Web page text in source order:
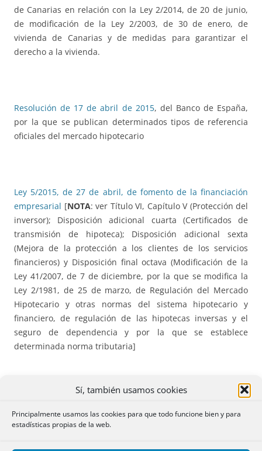
Sí, también usamos cookies
Principalmente usamos las cookies para que todo funcione bien y para
estadísticas propias de la web.
de Canarias en relación con la Ley 2/2014, de 20 de junio,
de modificación de la Ley 2/2003, de 30 de enero, de
vivienda de Canarias y de medidas para garantizar el
derecho a la vivienda.
Resolución de 17 de abril de 2015, del Banco de España,
por la que se publican determinados tipos de referencia
oficiales del mercado hipotecario
Ley 5/2015, de 27 de abril, de fomento de la financiación
empresarial [NOTA: ver Título VI, Capítulo V (Protección del
inversor); Disposición adicional cuarta (Certificados de
transmisión de hipoteca); Disposición adicional sexta
(Mejora de la protección a los clientes de los servicios
financieros) y Disposición final octava (Modificación de la
Ley 41/2007, de 7 de diciembre, por la que se modifica la
Ley 2/1981, de 25 de marzo, de Regulación del Mercado
Hipotecario y otras normas del sistema hipotecario y
financiero, de regulación de las hipotecas inversas y el
seguro de dependencia y por la que se establece
determinada norma tributaria]